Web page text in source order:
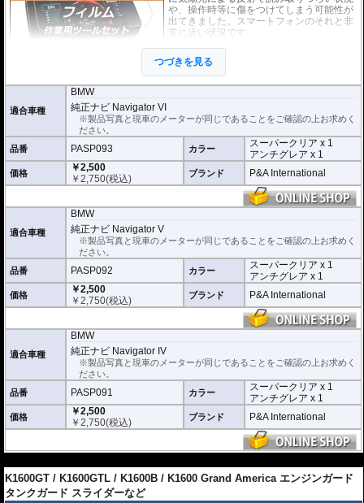
や、操作時等に傷をつけてしまう可能性が
出てきました。スマートフォンのそれと非
常に近い状況です。
このメーターパネルプロテクションフィル
ムは不要な傷や汚れからメーターパネルを
保護します。
ーパークリアとアンチグレア)が入っており、それぞれ目的に合わせたものをご
利用いただけます。
スーパークリア :耐摩耗性が非常に高く、
透明性の高いフィルム。貼り付けてしまう
とメーターになじみ、フィルムの存在がほ
とんどわからなくなります。
アンチグレア :
マット仕上げが施され、太
陽光などによる反射を軽減。視認性の低下
を防ぎ、メーターを読み取りやすくしま
取付キット付属 :取り付けに便利なクリー
ニングクロス、細かい埃も除去する粘着シート、気泡の混入を防ぎ、きれいに
仕上げるスキージがセットになっています。
またこのフィルムは多少の気泡なら数時間から２日ほどで自然に気泡が消える
優れもの。満足のいく取付が容易になりました。
シリコーン系粘着材を採用し、メーターを痛めることがありません。フィルム
を剥がせば、元通りの状態になります。
つづきを見る
適合車種
BMW
純正ナビ Navigator VI
※製品写真と現車のメーターが同じであることをご確認の上お求めく
ださい。
品番
PASP093 カラー
スーパークリア x 1
アンチグレア x 1
価格
￥2,500
￥2,750(税込) ブランド P&A International
適合車種
BMW
純正ナビ Navigator V
※製品写真と現車のメーターが同じであることをご確認の上お求めく
ださい。
品番
PASP092 カラー
スーパークリア x 1
アンチグレア x 1
価格
￥2,500
￥2,750(税込) ブランド P&A International
適合車種
BMW
純正ナビ Navigator IV
※製品写真と現車のメーターが同じであることをご確認の上お求めく
ださい。
品番
PASP091 カラー
スーパークリア x 1
アンチグレア x 1
価格
￥2,500
￥2,750(税込) ブランド P&A International
K1600GT / K1600GTL / K1600B / K1600 Grand America エンジンガード
タンクガード スライダーなど